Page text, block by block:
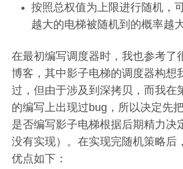
按照总权值为上限进行随机，
越大的电梯被随机到的概率越大
在最初编写调度器时，我也参考了
博客，其中影子电梯的调度器构想
过，但由于涉及到深拷贝，而我在
的编写上出现过bug，所以决定先
是否编写影子电梯根据后期精力决
没有实现）。在实现完随机策略后
优点如下：